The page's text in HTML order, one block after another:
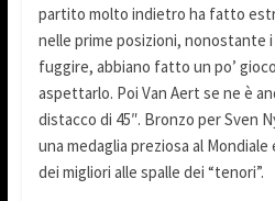
partito molto indietro ha fatto
nelle prime posizioni, nonostante
fuggire, abbiano fatto un po’
aspettarlo. Poi Van Aert se ne è
distacco di 45″. Bronzo per Sven
una medaglia preziosa al
dei migliori alle spalle dei “tenori”.